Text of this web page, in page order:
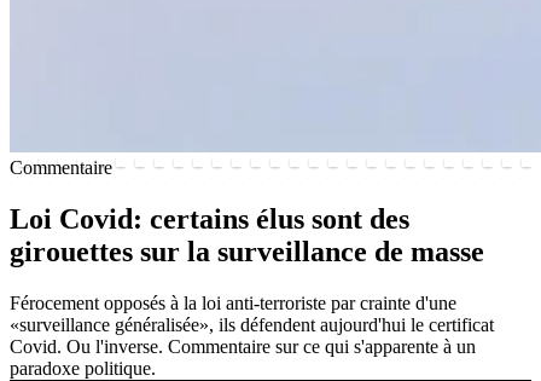
Commentaire
Loi Covid: certains élus sont des
girouettes sur la surveillance de masse
Férocement opposés à la loi anti-terroriste par crainte d'une
«surveillance généralisée», ils défendent aujourd'hui le certificat
Covid. Ou l'inverse. Commentaire sur ce qui s'apparente à un
paradoxe politique.